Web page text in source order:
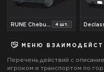
RUNE Cheburek 4 шт.
МЕНЮ
Перечень действий с
игроком и транспортом по